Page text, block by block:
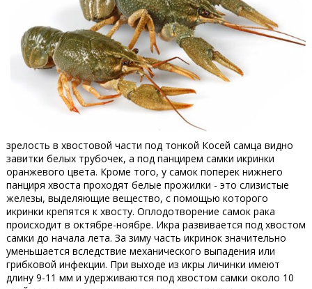
зрелость в хвостовой части под тонкой Косей самца видно
завитки белых трубочек, а под панцирем самки икринки
оранжевого цвета. Кроме того, у самок поперек нижнего
панциря хвоста проходят белые прожилки - это слизистые
железы, выделяющие вещество, с помощью которого
икринки крепятся к хвосту. Оплодотворение самок рака
происходит в октябре-ноябре. Икра развивается под хвостом
самки до начала лета. За зиму часть икринок значительно
уменьшается вследствие механического выпадения или
грибковой инфекции. При выходе из икры личинки имеют
длину 9-11 мм и удерживаются под хвостом самки около 10